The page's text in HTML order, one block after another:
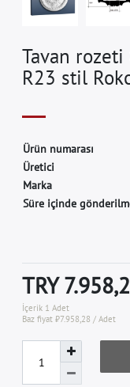
Tavan rozeti
R23 stil
Ürün numarası
Üretici
Marka
Süre içinde
TRY
İçerik 1Adet
Baz fiyat₺7.958,28 / Adet